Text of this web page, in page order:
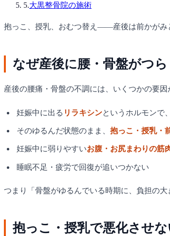
5.大黒整骨院の施術
抱っこ、授乳、おむつ替え——産後は前かがみ
なぜ産後に腰・骨盤がつ
産後の腰痛・骨盤の不調には、いくつかの要因
妊娠中に出る リラキシンというホルモンで
そのゆるんだ状態のまま、 抱っこ・授乳・
妊娠中に弱りやすいお腹・お尻まわりの筋
睡眠不足・疲労で回復が追いつかない
つまり「骨盤がゆるんでいる時期に、負担の
抱っこ・授乳で悪化させ